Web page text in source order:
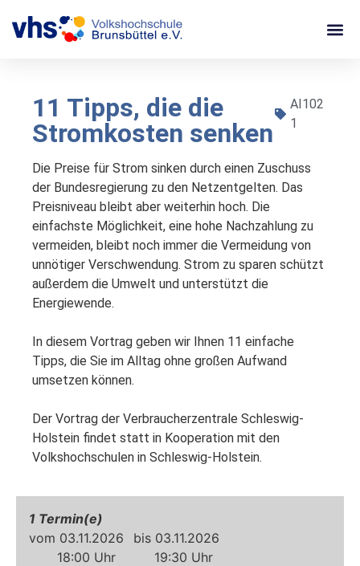
11 Tipps, die die
Stromkosten senken
AI102
1
Die Preise für Strom sinken durch einen Zuschuss
der Bundesregierung zu den Netzentgelten. Das
Preisniveau bleibt aber weiterhin hoch. Die
einfachste Möglichkeit, eine hohe Nachzahlung zu
vermeiden, bleibt noch immer die Vermeidung von
unnötiger Verschwendung. Strom zu sparen schützt
außerdem die Umwelt und unterstützt die
Energiewende.
In diesem Vortrag geben wir Ihnen 11 einfache
Tipps, die Sie im Alltag ohne großen Aufwand
umsetzen können.
Der Vortrag der Verbraucherzentrale Schleswig-
Holstein findet statt in Kooperation mit den
Volkshochschulen in Schleswig-Holstein.
03.11.2026
03.11.2026
18:00
19:30
1